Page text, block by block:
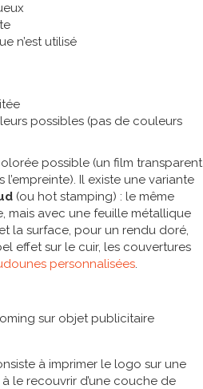
n’est utilisé
possibles (pas de couleurs
possible (un film transparent
Il existe une variante
(ou hot stamping) : le même
mais avec une feuille métallique
la surface, pour un rendu doré,
effet sur le cuir, les couvertures
personnalisées.
à imprimer le logo sur une
le recouvrir d’une couche de